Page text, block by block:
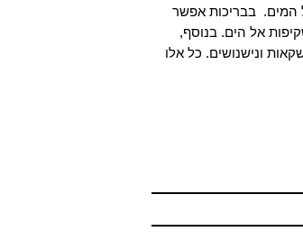
המים. בבריכות אפשר
אל הים. בנוסף,
ונישנושים. כל אלו